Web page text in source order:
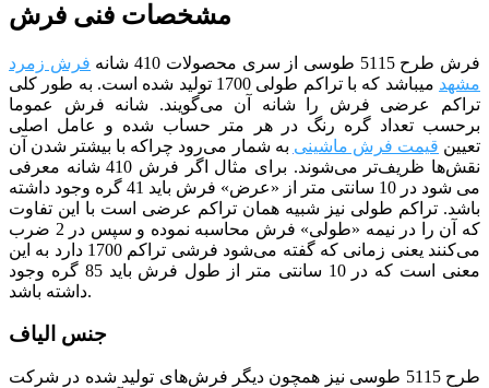
مشخصات فنی فرش
فرش طرح 5115 طوسی از سری محصولات 410 شانه
فرش زمرد
مشهد
می­باشد که با تراکم طولی 1700 تولید شده است. به طور کلی
تراکم عرضی فرش را شانه آن می‌گویند. شانه فرش عموما
برحسب تعداد گره رنگ در هر متر حساب شده و عامل اصلی
تعیین قیمت فرش ماشینی به شمار می‌رود چراکه با بیشتر شدن آن
نقش‌ها ظریف‌تر می‌شوند. برای مثال اگر فرش 410 شانه معرفی
می شود در 10 سانتی متر از «عرض» فرش باید 41 گره وجود داشته
باشد. تراکم طولی نیز شبیه همان تراکم عرضی است با این تفاوت
که آن را در نیمه «طولی» فرش محاسبه نموده و سپس در 2 ضرب
می‌کنند یعنی زمانی که گفته می‌شود فرشی تراکم 1700 دارد به این
معنی است که در 10 سانتی متر از طول فرش باید 85 گره وجود
داشته باشد.
جنس الیاف
طرح 5115 طوسی نیز همچون دیگر فرش‌های تولید شده در شرکت